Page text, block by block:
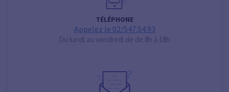
TÉLÉPHONE
Appelez le 02/547.54.93
Du lundi au vendredi de de 8h à 18h